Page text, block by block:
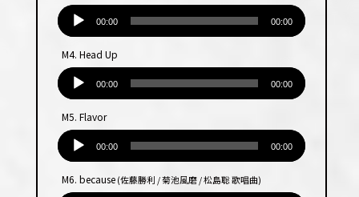
ヤー
レー
ヤー
00:00 00:00
M4. Head Up
レー
ヤー
00:00 00:00
M5. Flavor
レー
00:00 00:00
M6. because(佐藤勝利 / 菊池風磨 / 松島聡 歌唱曲)